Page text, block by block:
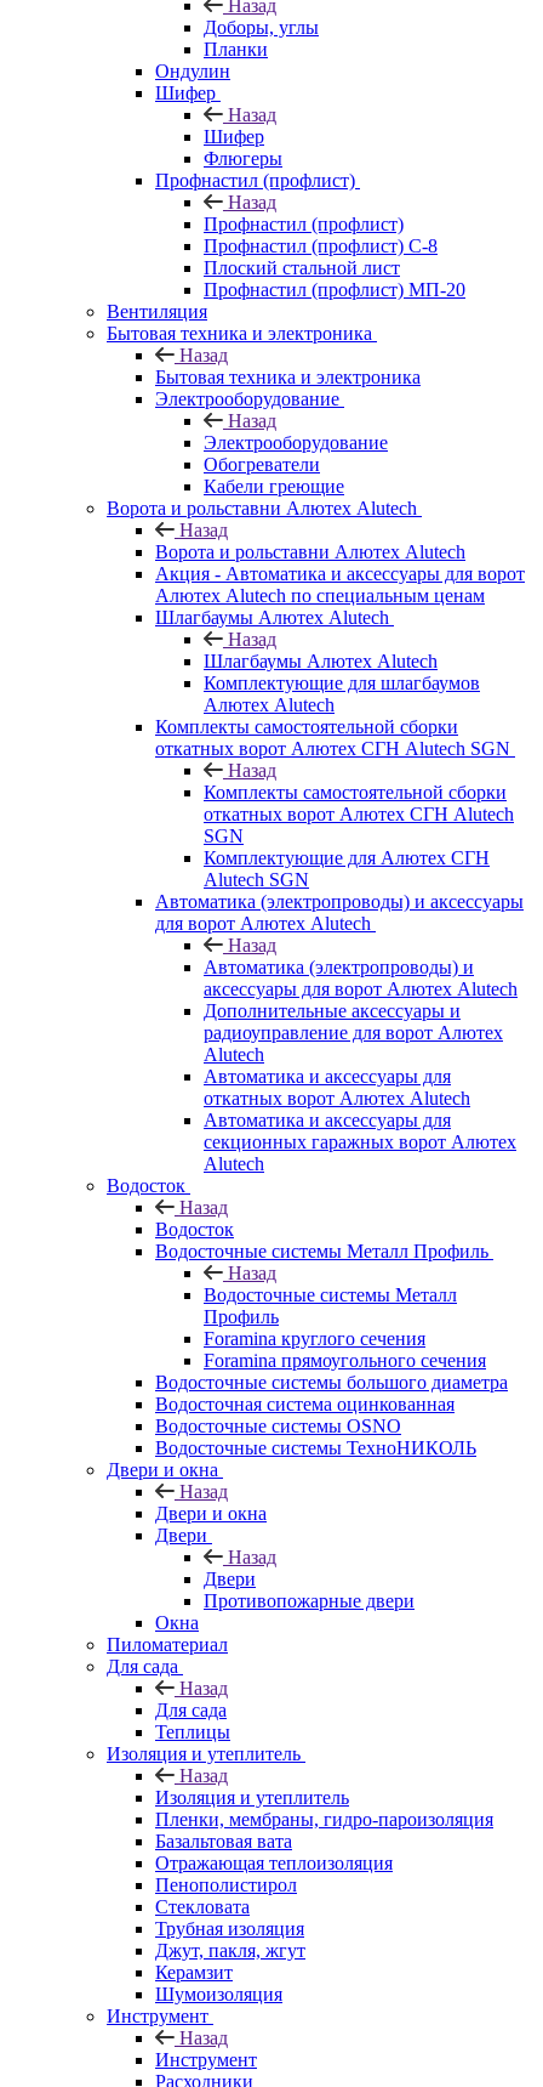
Назад
Доборы, углы
Планки
Ондулин
Шифер
Назад
Шифер
Флюгеры
Профнастил (профлист)
Назад
Профнастил (профлист)
Профнастил (профлист) С-8
Плоский стальной лист
Профнастил (профлист) МП-20
Вентиляция
Бытовая техника и электроника
Назад
Бытовая техника и электроника
Электрооборудование
Назад
Электрооборудование
Обогреватели
Кабели греющие
Ворота и рольставни Алютех Alutech
Назад
Ворота и рольставни Алютех Alutech
Акция - Автоматика и аксессуары для ворот
Алютех Alutech по специальным ценам
Шлагбаумы Алютех Alutech
Назад
Шлагбаумы Алютех Alutech
Комплектующие для шлагбаумов
Алютех Alutech
Комплекты самостоятельной сборки
откатных ворот Алютех СГН Alutech SGN
Назад
Комплекты самостоятельной сборки
откатных ворот Алютех СГН Alutech
SGN
Комплектующие для Алютех СГН
Alutech SGN
Автоматика (электропроводы) и аксессуары
для ворот Алютех Alutech
Назад
Автоматика (электропроводы) и
аксессуары для ворот Алютех Alutech
Дополнительные аксессуары и
радиоуправление для ворот Алютех
Alutech
Автоматика и аксессуары для
откатных ворот Алютех Alutech
Автоматика и аксессуары для
секционных гаражных ворот Алютех
Alutech
Водосток
Назад
Водосток
Водосточные системы Металл Профиль
Назад
Водосточные системы Металл
Профиль
Foramina круглого сечения
Foramina прямоугольного сечения
Водосточные системы большого диаметра
Водосточная система оцинкованная
Водосточные системы OSNO
Водосточные системы ТехноНИКОЛЬ
Двери и окна
Назад
Двери и окна
Двери
Назад
Двери
Противопожарные двери
Окна
Пиломатериал
Для сада
Назад
Для сада
Теплицы
Изоляция и утеплитель
Назад
Изоляция и утеплитель
Пленки, мембраны, гидро-пароизоляция
Базальтовая вата
Отражающая теплоизоляция
Пенополистирол
Стекловата
Трубная изоляция
Джут, пакля, жгут
Керамзит
Шумоизоляция
Инструмент
Назад
Инструмент
Расходники